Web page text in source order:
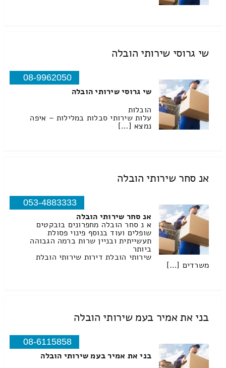
שי גרוסי שירותי הובלה
08-9962050
שי גרוסי שירותי הובלה
הובלות
עלות שירותי סבלות במלילות – איפה
נמצא […]
אנ סחר שירותי הובלה
053-4883333
אנ סחר שירותי הובלה
א נ סחר הובלה מחפרונים בובקטים
שופלים ועוד בנוסף פינוי פסולת
תעשייתית ובניין שרות ברמה הגבוהה
ביותר
שירותי הובלת דירות שירותי הובלת
משרדים […]
בני את אמיר בעמ שירותי הובלה
08-6115858
בני את אמיר בעמ שירותי הובלה